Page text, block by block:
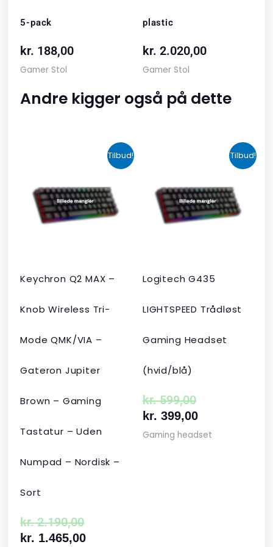
5-pack
kr. 188,00
Gamer Stol
plastic
kr. 2.020,00
Gamer Stol
Andre kigger også på dette
Tilbud!
Keychron Q2 MAX –
Knob Wireless Tri-
Mode QMK/VIA –
Gateron Jupiter
Brown – Gaming
Tastatur – Uden
Numpad – Nordisk –
Sort
kr.2.190,00
oprindelige
pris
var:
kr. 2.190,00.
kr. 1.465,00
Den
aktuelle
pris
er:
kr. 1.465,00.
Tilbud!
Logitech G435
LIGHTSPEED Trådløst
Gaming Headset
(hvid/blå)
kr.599,00
oprindelige
pris
var:
kr. 599,00.
kr. 399,00
aktuelle
pris
er:
kr. 399,00.
Gaming headset